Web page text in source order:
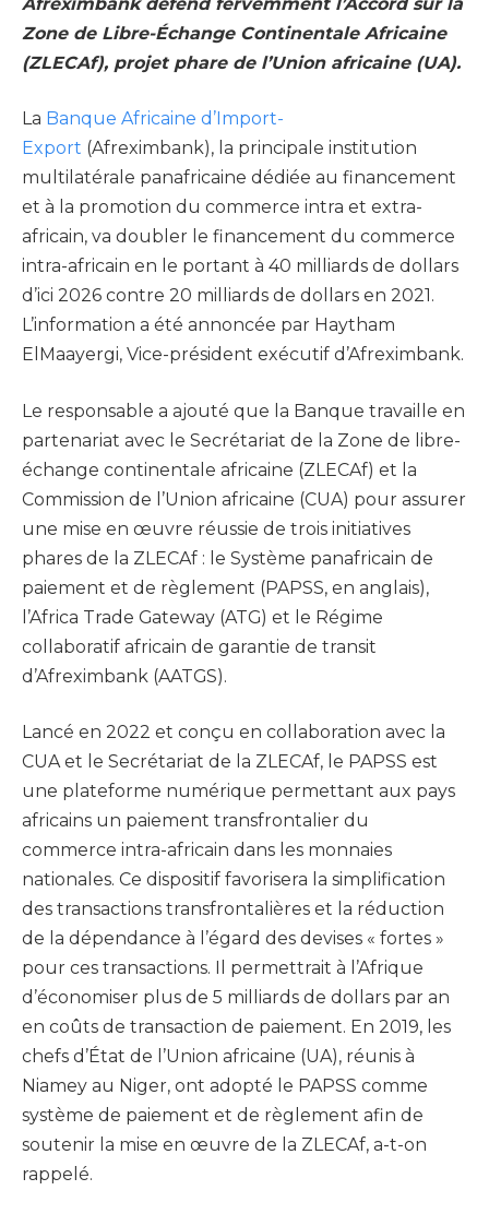
Zone de Libre-Échange Continentale Africaine
(ZLECAf), projet phare de l’Union africaine (UA).
La Banque Africaine d’Import-
Export (Afreximbank), la principale institution
multilatérale panafricaine dédiée au financement
et à la promotion du commerce intra et extra-
africain, va doubler le financement du commerce
intra-africain en le portant à 40 milliards de dollars
d’ici 2026 contre 20 milliards de dollars en 2021.
L’information a été annoncée par Haytham
ElMaayergi, Vice-président exécutif d’Afreximbank.
Le responsable a ajouté que la Banque travaille en
partenariat avec le Secrétariat de la Zone de libre-
échange continentale africaine (ZLECAf) et la
Commission de l’Union africaine (CUA) pour assurer
une mise en œuvre réussie de trois initiatives
phares de la ZLECAf : le Système panafricain de
paiement et de règlement (PAPSS, en anglais),
l’Africa Trade Gateway (ATG) et le Régime
collaboratif africain de garantie de transit
d’Afreximbank (AATGS).
Lancé en 2022 et conçu en collaboration avec la
CUA et le Secrétariat de la ZLECAf, le PAPSS est
une plateforme numérique permettant aux pays
africains un paiement transfrontalier du
commerce intra-africain dans les monnaies
nationales. Ce dispositif favorisera la simplification
des transactions transfrontalières et la réduction
de la dépendance à l’égard des devises « fortes »
pour ces transactions. Il permettrait à l’Afrique
d’économiser plus de 5 milliards de dollars par an
en coûts de transaction de paiement. En 2019, les
chefs d’État de l’Union africaine (UA), réunis à
Niamey au Niger, ont adopté le PAPSS comme
système de paiement et de règlement afin de
soutenir la mise en œuvre de la ZLECAf, a-t-on
rappelé.